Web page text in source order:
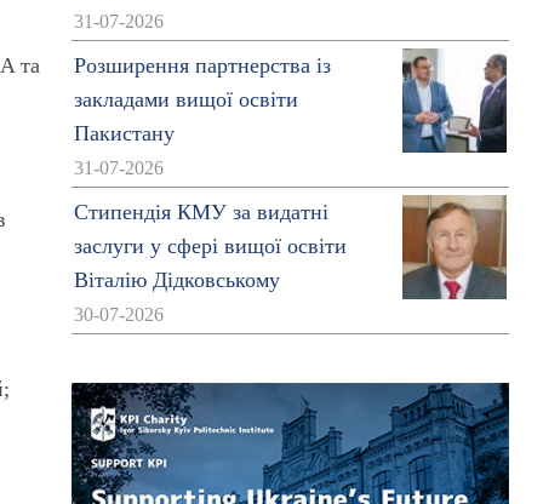
та
31-07-2026
Розширення партнерства із
закладами вищої освіти
Пакистану
31-07-2026
Стипендія КМУ за видатні
заслуги у сфері вищої освіти
Віталію Дідковському
30-07-2026